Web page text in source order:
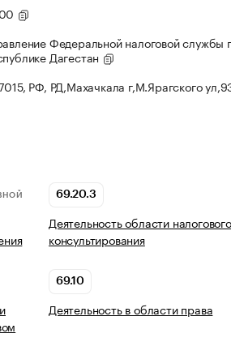
Федеральной налоговой службы
Дагестан
РФ, РД,Махачкала г,М.Ярагского
69.20.3
Деятельность области налогового
консультирования
69.10
Деятельность в области права